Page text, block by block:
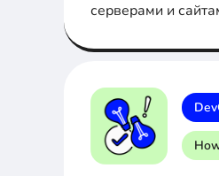
серверами и